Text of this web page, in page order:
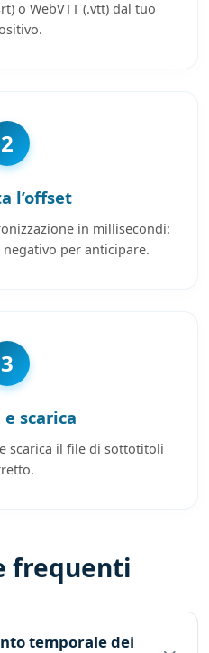
o WebVTT (.vtt) dal tuo
2
l’offset
in millisecondi:
per anticipare.
3
scarica
scarica il file di sottotitoli
frequenti
temporale dei